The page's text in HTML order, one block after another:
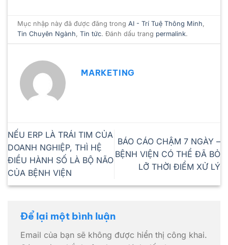
Mục nhập này đã được đăng trongAI - Trí Tuệ Thông Minh,
Tin Chuyên Ngành,Tin tức. Đánh dấu trang permalink.
MARKETING
NẾU ERP LÀ TRÁI TIM CỦA
DOANH NGHIỆP, THÌ HỆ
ĐIỀU HÀNH SỐ LÀ BỘ NÃO
CỦA BỆNH VIỆN
BÁO CÁO CHẬM 7 NGÀY –
BỆNH VIỆN CÓ THỂ ĐÃ BỎ
LỠ THỜI ĐIỂM XỬ LÝ
Để lại một bình luận
Email của bạn sẽ không được hiển thị công khai.